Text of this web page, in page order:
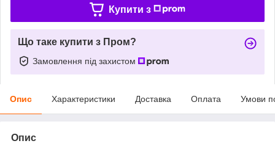
Купити з
Що таке купити з Пром?
Замовлення під захистом
Опис Характеристики Доставка Оплата Умови
Опис